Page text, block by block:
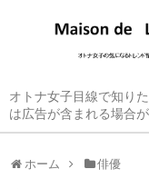
オトナ女子目線で知り
は広告が含まれる場合が
ホーム 俳優